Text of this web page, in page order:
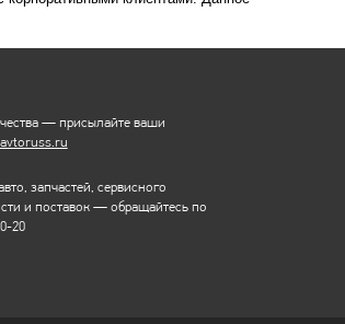
— присылайте ваши
запчастей, сервисного
и поставок — обращайтесь по
20